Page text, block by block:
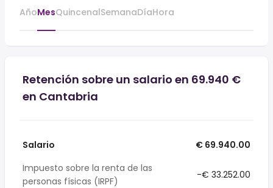
AñoMesQuincenalSemanaDíaHora
Retención sobre un salario en 69.940 €
en Cantabria
Salario
€ 69.940.00
Impuesto sobre la renta de las
personas físicas (IRPF)
-€ 33.252.00